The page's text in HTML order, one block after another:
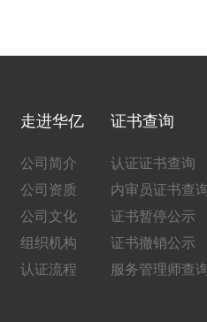
走进华亿
公司简介
公司资质
公司文化
组织机构
认证流程
证书查询
认证证书查询
内审员证书查
证书暂停公示
证书撤销公示
服务管理师查